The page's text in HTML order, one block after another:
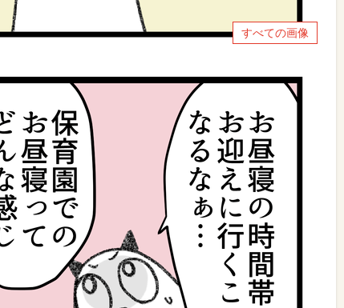
すべての画像